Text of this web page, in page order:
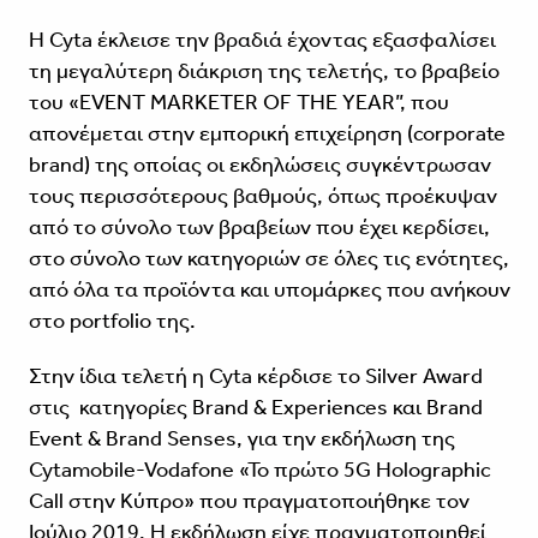
Η Cyta έκλεισε την βραδιά έχοντας εξασφαλίσει
τη μεγαλύτερη διάκριση της τελετής, το βραβείο
του «EVENT MARKETER OF THE YEAR”, που
απονέμεται στην εμπορική επιχείρηση (corporate
brand) της οποίας οι εκδηλώσεις συγκέντρωσαν
τους περισσότερους βαθμούς, όπως προέκυψαν
από το σύνολο των βραβείων που έχει κερδίσει,
στο σύνολο των κατηγοριών σε όλες τις ενότητες,
από όλα τα προϊόντα και υπομάρκες που ανήκουν
στο portfolio της.
Στην ίδια τελετή η Cyta κέρδισε το Silver Award
στις κατηγορίες Brand & Experiences και Brand
Event & Brand Senses, για την εκδήλωση της
Cytamobile-Vodafone «To πρώτο 5G Holographic
Call στην Κύπρο» που πραγματοποιήθηκε τον
Ιούλιο 2019. Η εκδήλωση είχε πραγματοποιηθεί